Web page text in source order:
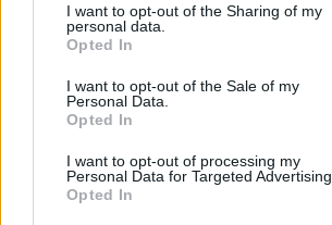
I want to opt-out of the Sharing of my
personal data.
Opted In
I want to opt-out of the Sale of my
Personal Data.
Opted In
I want to opt-out of processing my
Personal Data for Targeted Advertising.
Opted In